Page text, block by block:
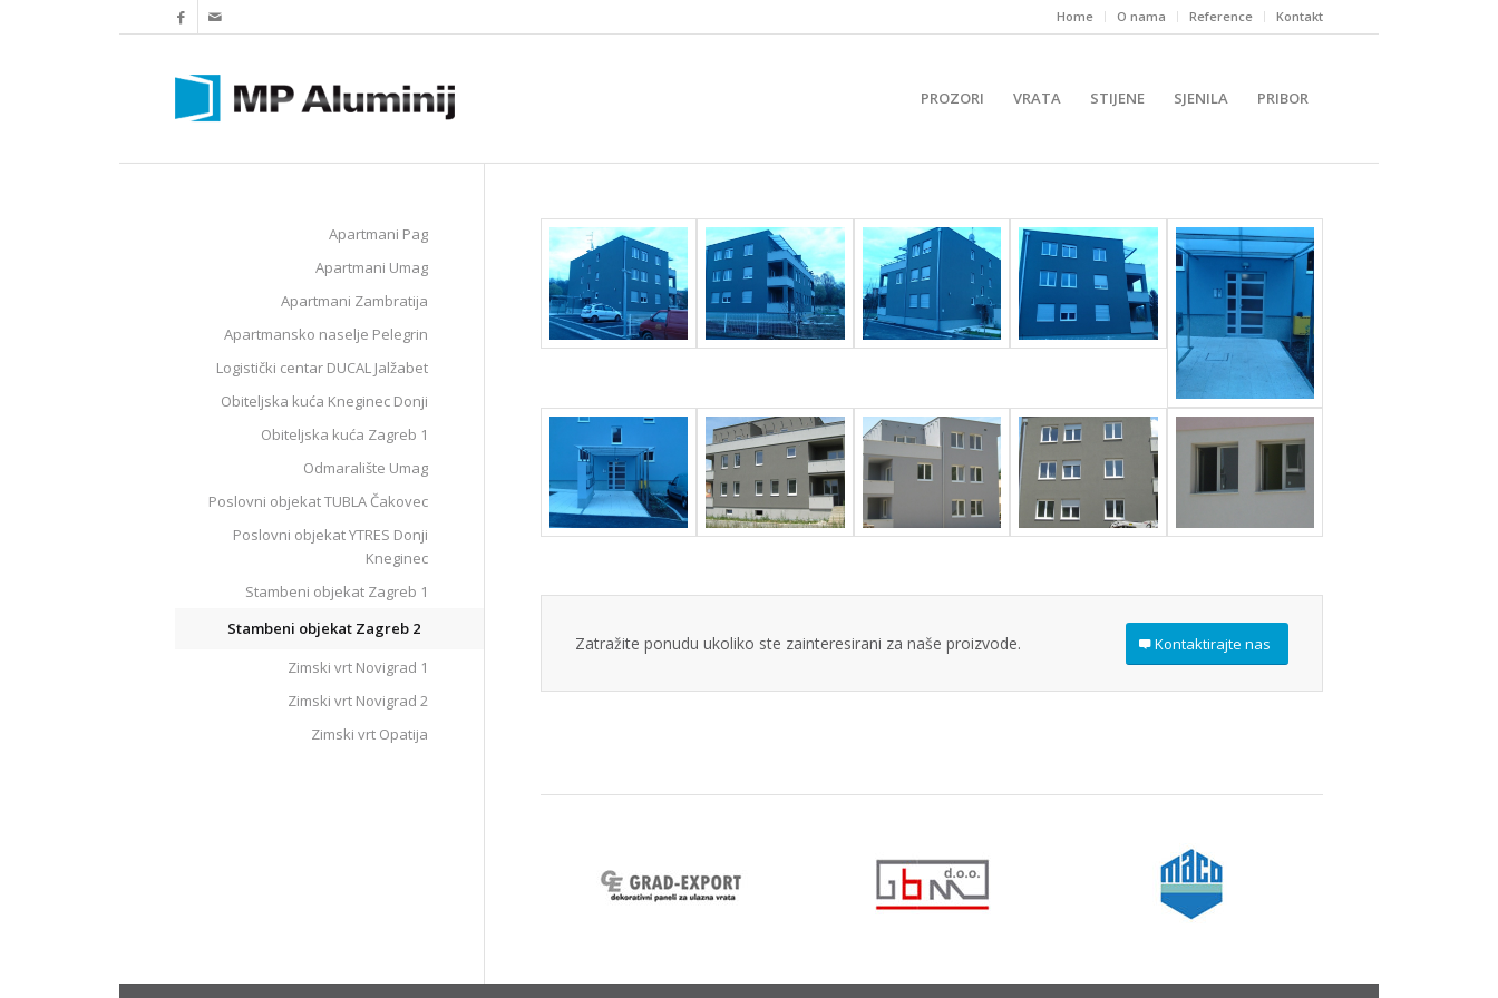
Home O nama Reference Kontakt
PROZORI VRATA STIJENE SJENILA PRIBOR
Zatražite ponudu ukoliko ste zainteresirani za naše proizvode. Kontaktirajte nas
Apartmani Pag
Apartmani Umag
Apartmani Zambratija
Apartmansko naselje Pelegrin
Logistički centar DUCAL Jalžabet
Obiteljska kuća Kneginec Donji
Obiteljska kuća Zagreb 1
Odmaralište Umag
Poslovni objekat TUBLA Čakovec
Poslovni objekat YTRES Donji
Kneginec
Stambeni objekat Zagreb 1
Stambeni objekat Zagreb 2
Zimski vrt Novigrad 1
Zimski vrt Novigrad 2
Zimski vrt Opatija